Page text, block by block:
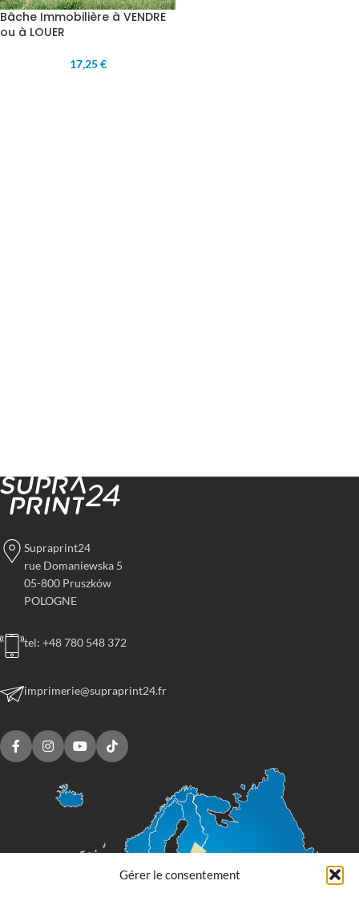
Gérer le consentement
Bâche Immobilière à VENDRE
ou à LOUER
17,25 €
Supraprint24
rue Domaniewska 5
05-800 Pruszków
POLOGNE
tel: +48 780 548 372
imprimerie@supraprint24.fr